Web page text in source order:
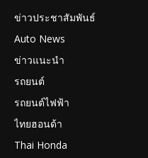
ข่าวประชาสัมพันธ์
Auto News
ข่าวแนะนำ
รถยนต์
รถยนต์ไฟฟ้า
ไทยฮอนด้า
Thai Honda